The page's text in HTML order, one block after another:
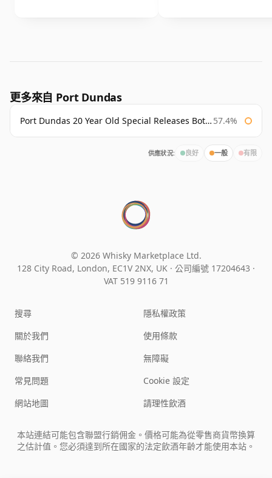
更多來自 Port Dundas
Port Dundas 20 Year Old Special Releases Bottled 2011 57.4%
供應狀況: 良好 一般 有限
© 2026 Whisky Marketplace Ltd.
128 City Road, London, EC1V 2NX, UK · 公司編號 17204643 ·
VAT 519 9116 71
搜尋
關於我們
聯絡我們
常見問題
網站地圖
隱私權政策
使用條款
無障礙
Cookie 設定
請理性飲酒
本站連結可能包含聯盟行銷佣金。價格可能為從零售商貨幣換算
之估計值。您必須達到所在國家的法定飲酒年齡才能使用本站。